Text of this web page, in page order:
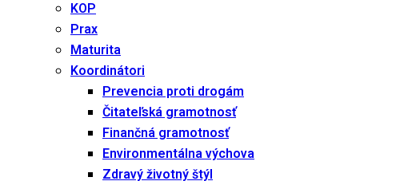
KOP
Prax
Maturita
Koordinátori
Prevencia proti drogám
Čitateľská gramotnosť
Finančná gramotnosť
Environmentálna výchova
Zdravý životný štýl